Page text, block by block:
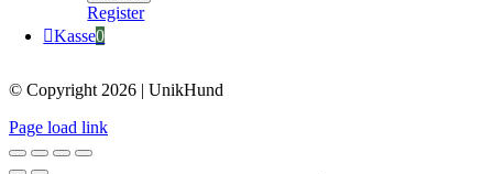
Register
Kasse0
© Copyright 2026 | UnikHund
Page load link